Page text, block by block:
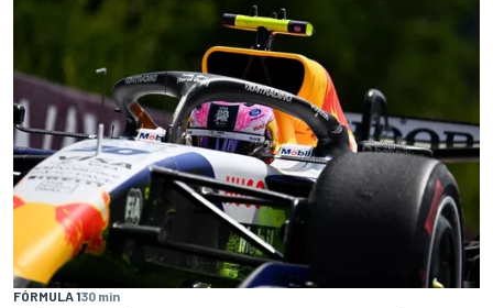
FÓRMULA 130 min